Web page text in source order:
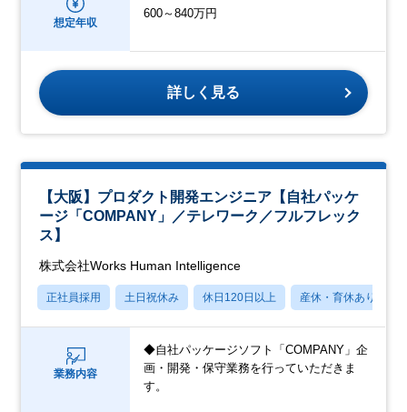
想定年収
600～840万円
詳しく見る
【大阪】プロダクト開発エンジニア【自社パッケ
ージ「COMPANY」／テレワーク／フルフレック
ス】
株式会社Works Human Intelligence
正社員採用 土日祝休み 休日120日以上 産休・育休あり
業務内容
◆自社パッケージソフト「COMPANY」企
画・開発・保守業務を行っていただきま
す。